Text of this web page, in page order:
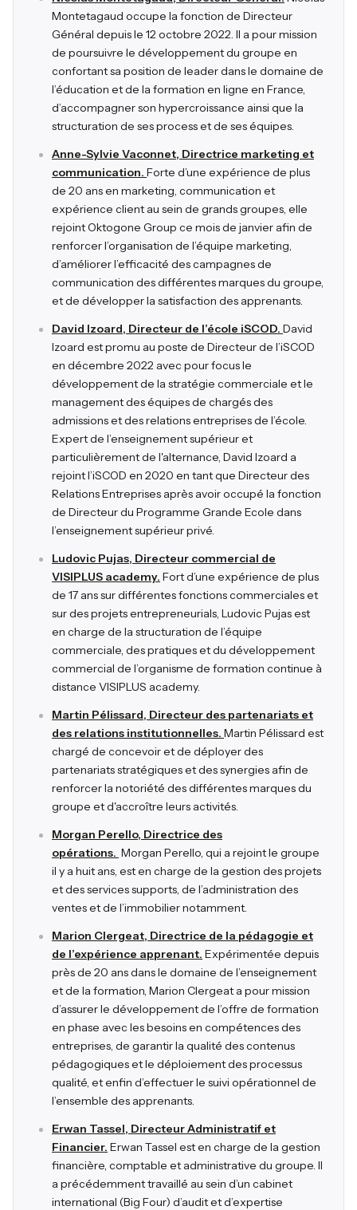
Montetagaud occupe la fonction de Directeur
Général depuis le 12 octobre 2022. Il a pour mission
de poursuivre le développement du groupe en
confortant sa position de leader dans le domaine de
l’éducation et de la formation en ligne en France,
d’accompagner son hypercroissance ainsi que la
structuration de ses process et de ses équipes.
Anne-Sylvie Vaconnet, Directrice marketing et
communication. Forte d’une expérience de plus
de 20 ans en marketing, communication et
expérience client au sein de grands groupes, elle
rejoint Oktogone Group ce mois de janvier afin de
renforcer l’organisation de l’équipe marketing,
d’améliorer l’efficacité des campagnes de
communication des différentes marques du groupe,
et de développer la satisfaction des apprenants.
David Izoard, Directeur de l’école iSCOD. David
Izoard est promu au poste de Directeur de l’iSCOD
en décembre 2022 avec pour focus le
développement de la stratégie commerciale et le
management des équipes de chargés des
admissions et des relations entreprises de l’école.
Expert de l’enseignement supérieur et
particulièrement de l'alternance, David Izoard a
rejoint l’iSCOD en 2020 en tant que Directeur des
Relations Entreprises après avoir occupé la fonction
de Directeur du Programme Grande Ecole dans
l’enseignement supérieur privé.
Ludovic Pujas, Directeur commercial de
VISIPLUS academy. Fort d’une expérience de plus
de 17 ans sur différentes fonctions commerciales et
sur des projets entrepreneurials, Ludovic Pujas est
en charge de la structuration de l’équipe
commerciale, des pratiques et du développement
commercial de l’organisme de formation continue à
distance VISIPLUS academy.
Martin Pélissard, Directeur des partenariats et
des relations institutionnelles. Martin Pélissard est
chargé de concevoir et de déployer des
partenariats stratégiques et des synergies afin de
renforcer la notoriété des différentes marques du
groupe et d'accroître leurs activités.
Morgan Perello, Directrice des
opérations. Morgan Perello, qui a rejoint le groupe
il y a huit ans, est en charge de la gestion des projets
et des services supports, de l’administration des
ventes et de l’immobilier notamment.
Marion Clergeat, Directrice de la pédagogie et
de l’expérience apprenant. Expérimentée depuis
près de 20 ans dans le domaine de l’enseignement
et de la formation, Marion Clergeat a pour mission
d’assurer le développement de l’offre de formation
en phase avec les besoins en compétences des
entreprises, de garantir la qualité des contenus
pédagogiques et le déploiement des processus
qualité, et enfin d’effectuer le suivi opérationnel de
l’ensemble des apprenants.
Erwan Tassel, Directeur Administratif et
Financier. Erwan Tassel est en charge de la gestion
financière, comptable et administrative du groupe. Il
a précédemment travaillé au sein d’un cabinet
international (Big Four) d’audit et d’expertise